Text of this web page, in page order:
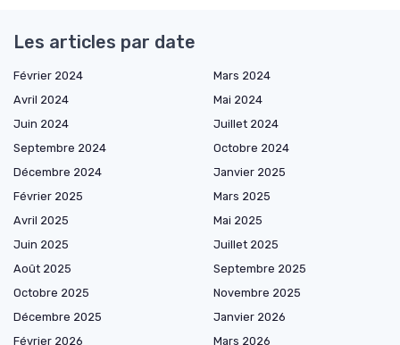
Les articles par date
Février 2024
Mars 2024
Avril 2024
Mai 2024
Juin 2024
Juillet 2024
Septembre 2024
Octobre 2024
Décembre 2024
Janvier 2025
Février 2025
Mars 2025
Avril 2025
Mai 2025
Juin 2025
Juillet 2025
Août 2025
Septembre 2025
Octobre 2025
Novembre 2025
Décembre 2025
Janvier 2026
Février 2026
Mars 2026